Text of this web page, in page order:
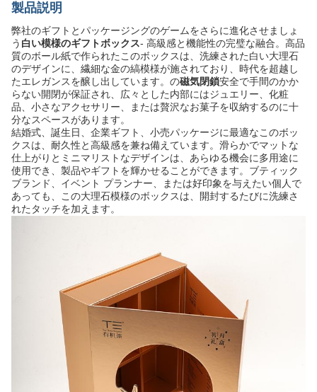
製品説明
弊社のギフトとパッケージングのゲームをさらに進化させましょ
う 白い模様のギフトボックス- 高級感と機能性の完璧な融合。高品
質のボール紙で作られたこのボックスは、洗練された白い大理石
のデザインに、繊細な金の縞模様が施されており、時代を超越し
たエレガンスを醸し出しています。の磁気閉鎖安全で手間のかか
らない開閉が保証され、広々とした内部にはジュエリー、化粧
品、小さなアクセサリー、または贅沢なお菓子を収納するのに十
分なスペースがあります。
結婚式、誕生日、企業ギフト、小売パッケージに最適なこのボッ
クスは、耐久性と高級感を兼ね備えています。滑らかでマットな
仕上がりとミニマリストなデザインは、あらゆる機会に多用途に
使用でき、製品やギフトを輝かせることができます。ブティック
ブランド、イベント プランナー、または好印象を与えたい個人で
あっても、この大理石模様のボックスは、開封するたびに洗練さ
れたタッチを加えます。